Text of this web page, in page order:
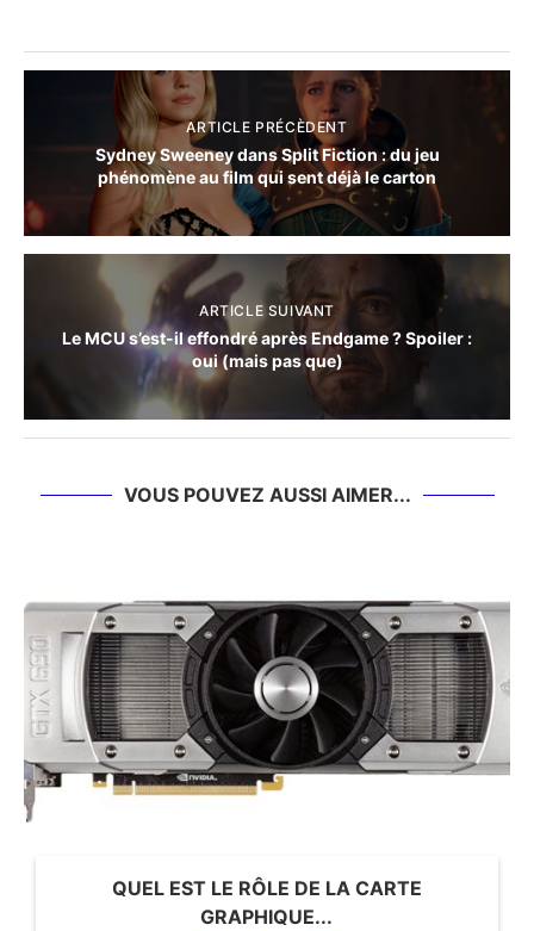
ARTICLE PRÉCÈDENT
Sydney Sweeney dans Split Fiction : du jeu
phénomène au film qui sent déjà le carton
ARTICLE SUIVANT
Le MCU s’est-il effondré après Endgame ? Spoiler :
oui (mais pas que)
VOUS POUVEZ AUSSI AIMER...
QUEL EST LE RÔLE DE LA CARTE
GRAPHIQUE...